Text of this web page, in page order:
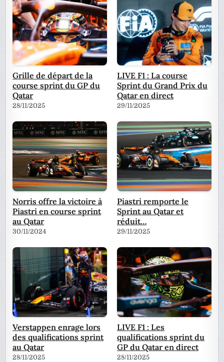
Grille de départ de la
course sprint du GP du
Qatar
28/11/2025
LIVE F1 : La course
Sprint du Grand Prix du
Qatar en direct
29/11/2025
Norris offre la victoire à
Piastri en course sprint
au Qatar
30/11/2024
Piastri remporte le
Sprint au Qatar et
réduit…
29/11/2025
Verstappen enrage lors
des qualifications sprint
au Qatar
28/11/2025
LIVE F1 : Les
qualifications sprint du
GP du Qatar en direct
28/11/2025